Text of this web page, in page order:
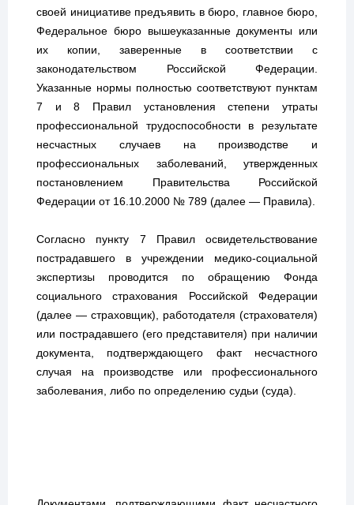
своей инициативе предъявить в бюро, главное бюро,
Федеральное бюро вышеуказанные документы или
их копии, заверенные в соответствии с
законодательством Российской Федерации.
Указанные нормы полностью соответствуют пунктам
7 и 8 Правил установления степени утраты
профессиональной трудоспособности в результате
несчастных случаев на производстве и
профессиональных заболеваний, утвержденных
постановлением Правительства Российской
Федерации от 16.10.2000 № 789 (далее — Правила).
Согласно пункту 7 Правил освидетельствование
пострадавшего в учреждении медико-социальной
экспертизы проводится по обращению Фонда
социального страхования Российской Федерации
(далее — страховщик), работодателя (страхователя)
или пострадавшего (его представителя) при наличии
документа, подтверждающего факт несчастного
случая на производстве или профессионального
заболевания, либо по определению судьи (суда).